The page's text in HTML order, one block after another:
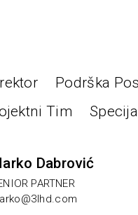
Podrška
Tim
Dabrović
PARTNER